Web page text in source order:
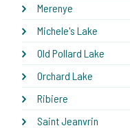
Merenye
Michele's Lake
Old Pollard Lake
Orchard Lake
Ribiere
Saint Jeanvrin